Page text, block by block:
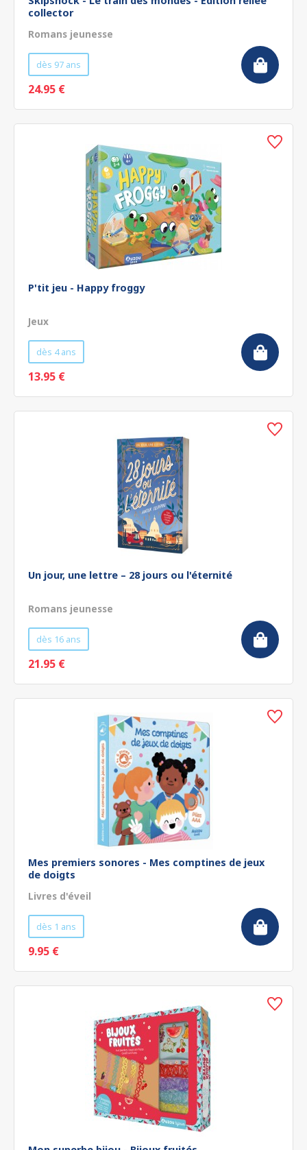
collector
Romans jeunesse
dès 97 ans
24.95 €
P'tit jeu - Happy froggy
Jeux
dès 4 ans
13.95 €
Un jour, une lettre – 28 jours ou l'éternité
Romans jeunesse
dès 16 ans
21.95 €
Mes premiers sonores - Mes comptines de jeux
de doigts
Livres d'éveil
dès 1 ans
9.95 €